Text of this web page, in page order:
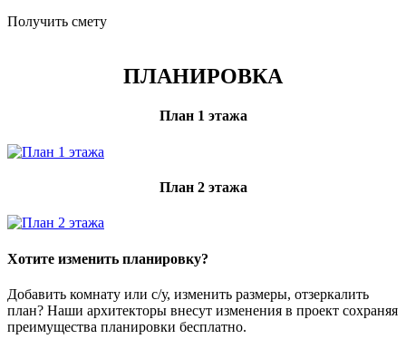
Получить смету
ПЛАНИРОВКА
План 1 этажа
План 2 этажа
Хотите изменить планировку?
Добавить комнату или с/у, изменить размеры, отзеркалить
план? Наши архитекторы внесут изменения в проект сохраняя
преимущества планировки бесплатно.